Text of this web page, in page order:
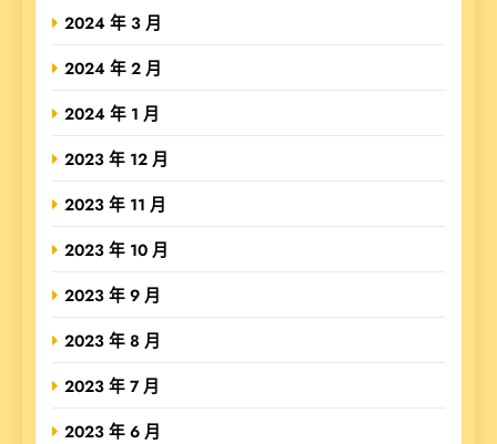
2024 年 3 月
2024 年 2 月
2024 年 1 月
2023 年 12 月
2023 年 11 月
2023 年 10 月
2023 年 9 月
2023 年 8 月
2023 年 7 月
2023 年 6 月